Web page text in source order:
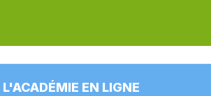
EN LIGNE